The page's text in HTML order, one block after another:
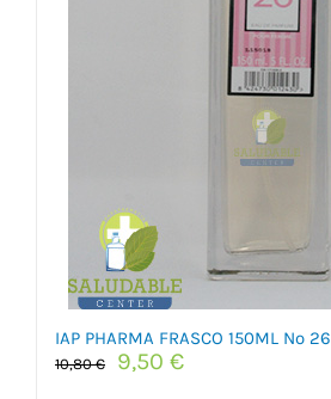
IAP PHARMA FRASCO 150ML Nº 26
10,80€
El
9,50 €El